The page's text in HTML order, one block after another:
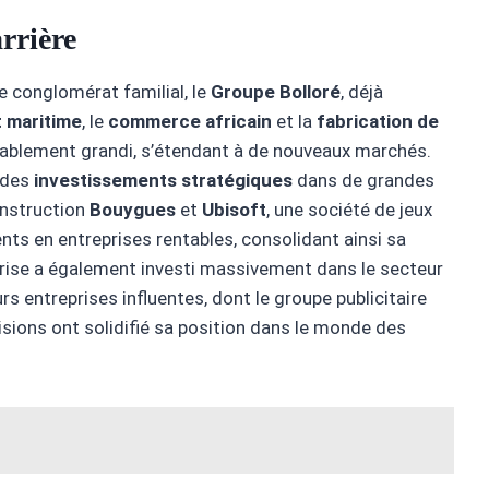
conglomérat familial, le Groupe Bolloré, déjà
, le commerce africain et la fabrication de
grandi, s’étendant à de nouveaux marchés.
investissements stratégiques dans de grandes
Bouygues et Ubisoft, une société de jeux
en entreprises rentables, consolidant ainsi sa
a également investi massivement dans le secteur
entreprises influentes, dont le groupe publicitaire
ont solidifié sa position dans le monde des